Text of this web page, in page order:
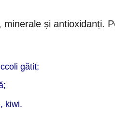
și antioxidanți.
gătit;
kiwi.